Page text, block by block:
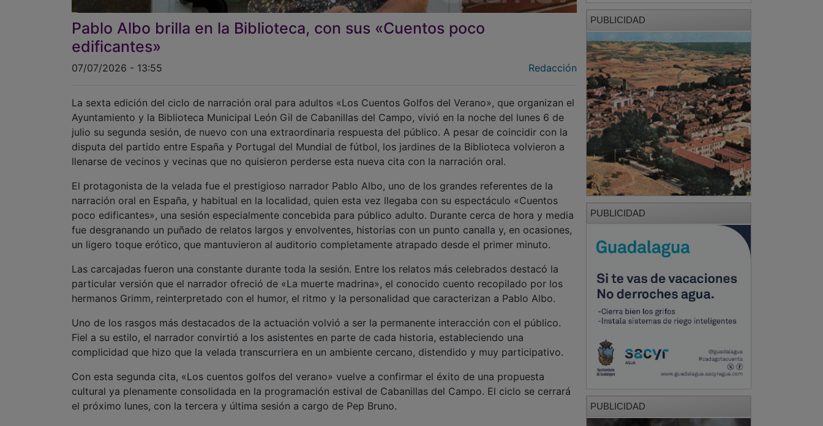
Pablo Albo brilla en la Biblioteca, con sus «Cuentos poco
edificantes»
07/07/2026 - 13:55 Redacción
La sexta edición del ciclo de narración oral para adultos «Los Cuentos Golfos del Verano», que organizan el
Ayuntamiento y la Biblioteca Municipal León Gil de Cabanillas del Campo, vivió en la noche del lunes 6 de
julio su segunda sesión, de nuevo con una extraordinaria respuesta del público. A pesar de coincidir con la
disputa del partido entre España y Portugal del Mundial de fútbol, los jardines de la Biblioteca volvieron a
llenarse de vecinos y vecinas que no quisieron perderse esta nueva cita con la narración oral.
El protagonista de la velada fue el prestigioso narrador Pablo Albo, uno de los grandes referentes de la
narración oral en España, y habitual en la localidad, quien esta vez llegaba con su espectáculo «Cuentos
poco edificantes», una sesión especialmente concebida para público adulto. Durante cerca de hora y media
fue desgranando un puñado de relatos largos y envolventes, historias con un punto canalla y, en ocasiones,
un ligero toque erótico, que mantuvieron al auditorio completamente atrapado desde el primer minuto.
Las carcajadas fueron una constante durante toda la sesión. Entre los relatos más celebrados destacó la
particular versión que el narrador ofreció de «La muerte madrina», el conocido cuento recopilado por los
hermanos Grimm, reinterpretado con el humor, el ritmo y la personalidad que caracterizan a Pablo Albo.
Uno de los rasgos más destacados de la actuación volvió a ser la permanente interacción con el público.
Fiel a su estilo, el narrador convirtió a los asistentes en parte de cada historia, estableciendo una
complicidad que hizo que la velada transcurriera en un ambiente cercano, distendido y muy participativo.
Con esta segunda cita, «Los cuentos golfos del verano» vuelve a confirmar el éxito de una propuesta
cultural ya plenamente consolidada en la programación estival de Cabanillas del Campo. El ciclo se cerrará
el próximo lunes, con la tercera y última sesión a cargo de Pep Bruno.
PUBLICIDAD
PUBLICIDAD
PUBLICIDAD